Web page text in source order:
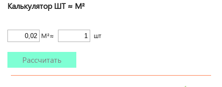
Калькулятор ШТ ≈ М²
М²≈ шт
Рассчитать